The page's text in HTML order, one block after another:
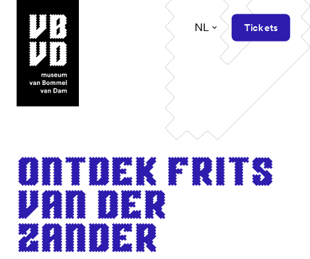
museum van Bommel van Dam
NL Tickets
Ont­dek Frits
van der
Zander